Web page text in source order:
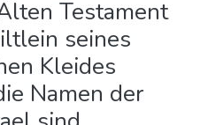
Testament
seines
Kleides
Namen der